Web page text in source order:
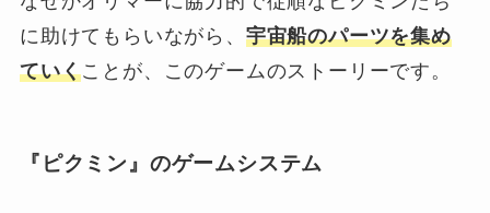
に助けてもらいながら、 宇宙船のパーツを集め
ていくことが、このゲームのストーリーです。
『ピクミン』のゲームシステム